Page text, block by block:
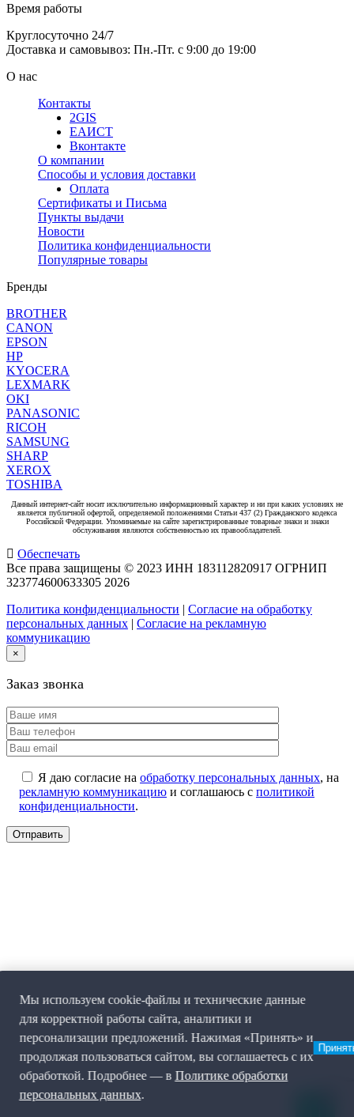
Время работы
Круглосуточно 24/7
Доставка и самовывоз: Пн.-Пт. с 9:00 до 19:00
О нас
Контакты
2GIS
ЕАИСТ
Вконтакте
О компании
Способы и условия доставки
Оплата
Сертификаты и Письма
Пункты выдачи
Новости
Политика конфиденциальности
Популярные товары
Бренды
BROTHER
CANON
EPSON
HP
KYOCERA
LEXMARK
OKI
PANASONIC
RICOH
SAMSUNG
SHARP
XEROX
TOSHIBA
Данный интернет-сайт носит исключительно информационный характер и ни при каких условиях не
является публичной офертой, определяемой положениями Статьи 437 (2) Гражданского кодекса
Российской Федерации. Упоминаемые на сайте зарегистрированные товарные знаки и знаки
обслуживания являются собственностью их правообладателей.
Обеспечать
Все права защищены © 2023 ИНН 183112820917 ОГРНИП
323774600633305 2026
Политика конфиденциальности | Согласие на обработку
персональных данных | Согласие на рекламную
коммуникацию
×
Заказ звонка
Я даю согласие на обработку персональных данных, на
рекламную коммуникацию и соглашаюсь с политикой
конфиденциальности.
Мы используем cookie-файлы и технические данные
для корректной работы сайта, аналитики и
персонализации предложений. Нажимая «Принять» и
продолжая пользоваться сайтом, вы соглашаетесь с их
обработкой. Подробнее — в Политике обработки
персональных данных.